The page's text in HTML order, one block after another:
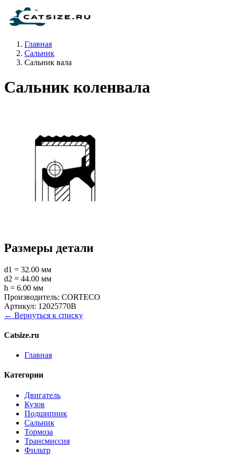
Главная
Сальник
Сальник вала
Сальник коленвала
Размеры детали
d1 = 32.00 мм
d2 = 44.00 мм
h = 6.00 мм
Производитель: CORTECO
Артикул: 12025770B
← Вернуться к списку
Catsize.ru
Главная
Категории
Двигатель
Кузов
Подшипник
Сальник
Тормоза
Трансмиссия
Фильтр